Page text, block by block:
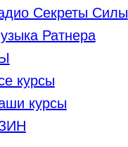
Секреты Силы
Ратнера
курсы
курсы